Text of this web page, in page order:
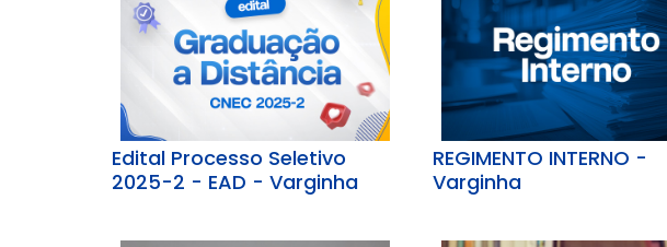
Edital Processo Seletivo
2025-2 - EAD - Varginha
REGIMENTO INTERNO -
Varginha